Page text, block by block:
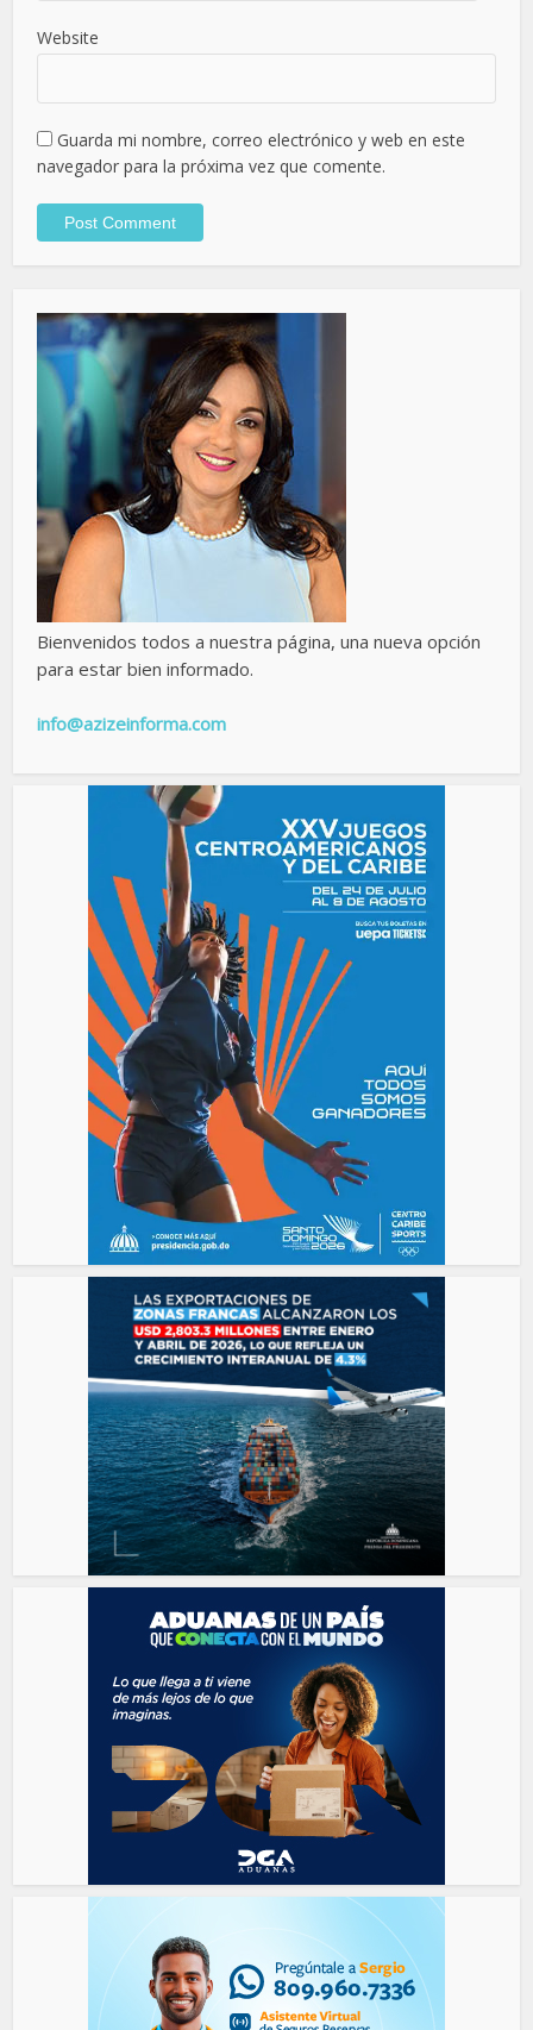
Website
Guarda mi nombre, correo electrónico y web en este
navegador para la próxima vez que comente.
Bienvenidos todos a nuestra página, una nueva opción
para estar bien informado.
info@azizeinforma.com